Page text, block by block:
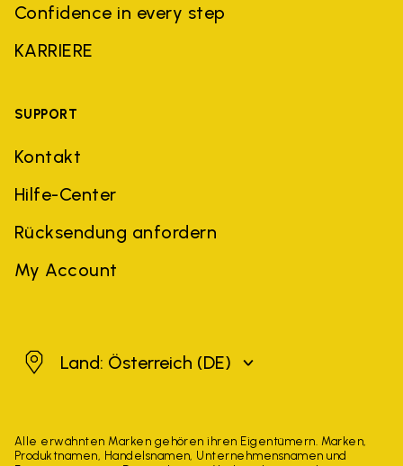
Confidence in every step
KARRIERE
SUPPORT
Kontakt
Hilfe-Center
Rücksendung anfordern
My Account
Österreich
Land: Österreich (DE)
Alle erwähnten Marken gehören ihren Eigentümern. Marken,
Produktnamen, Handelsnamen, Unternehmensnamen und